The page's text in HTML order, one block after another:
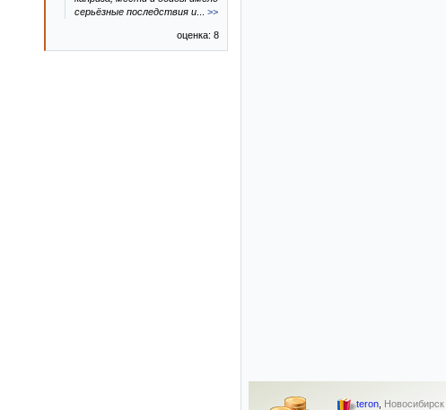
teron, Новосибирск
серьёзные последствия и
>>
оценка: 8